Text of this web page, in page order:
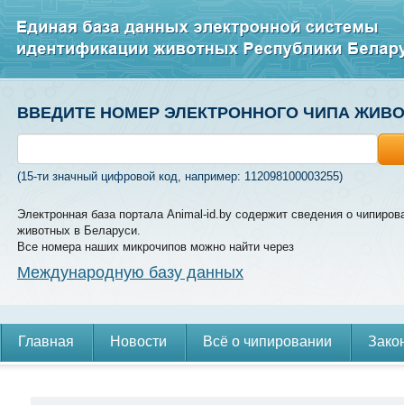
ВВЕДИТЕ НОМЕР ЭЛЕКТРОННОГО ЧИПА
(15-ти значный цифровой код, например: 112098100003255)
Электронная база портала Animal-id.by содержит сведения о
животных в Беларуси.
Все номера наших микрочипов можно найти через
Международную базу данных
Главная Новости Всё о чипировании